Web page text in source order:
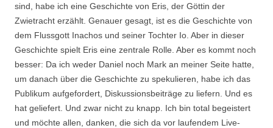
sind, habe ich eine Geschichte von Eris, der Göttin der
Zwietracht erzählt. Genauer gesagt, ist es die Geschichte von
dem Flussgott Inachos und seiner Tochter Io. Aber in dieser
Geschichte spielt Eris eine zentrale Rolle. Aber es kommt noch
besser: Da ich weder Daniel noch Mark an meiner Seite hatte,
um danach über die Geschichte zu spekulieren, habe ich das
Publikum aufgefordert, Diskussionsbeiträge zu liefern. Und es
hat geliefert. Und zwar nicht zu knapp. Ich bin total begeistert
und möchte allen, danken, die sich da vor laufendem Live-